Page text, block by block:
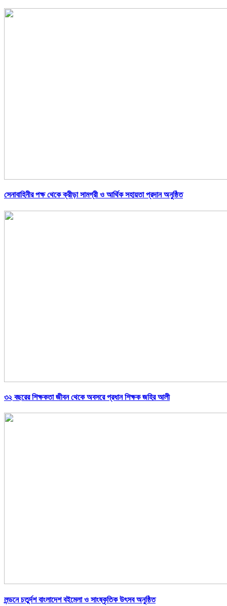
সেনাবাহিনীর পক্ষ থেকে ক্রীড়া সামগ্রী ও আর্থিক সহায়তা প্রদান অনুষ্ঠিত
৩২ বছরের শিক্ষকতা জীবন থেকে অবসরে প্রধান শিক্ষক জহির আলী
লন্ডনে চতুর্দশ বাংলাদেশ বইমেলা ও সাংষ্কৃতিক উৎসব অনুষ্ঠিত